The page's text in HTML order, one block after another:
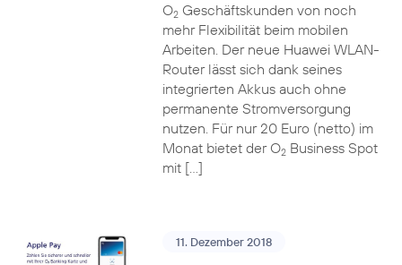
O2Geschäftskunden von noch
mehr Flexibilität beim mobilen
Arbeiten. Der neue Huawei WLAN-
Router lässt sich dank seines
integrierten Akkus auch ohne
permanente Stromversorgung
nutzen. Für nur 20 Euro (netto) im
Monat bietet der O2Business Spot
mit […]
11. Dezember 2018